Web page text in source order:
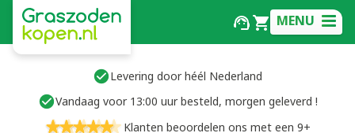
MENU
Levering door héél Nederland
Vandaag voor 13:00 uur besteld, morgen geleverd !
Klanten beoordelen ons met een 9+